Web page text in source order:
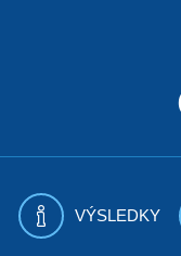
VÝSLEDKY